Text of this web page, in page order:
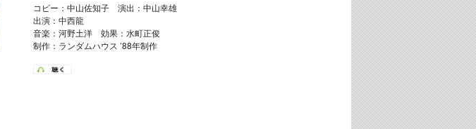
コピー：中山佐知子 演出：中山幸雄
出演：中西龍
音楽：河野土洋 効果：水町正俊
制作：ランダムハウス ’88年制作